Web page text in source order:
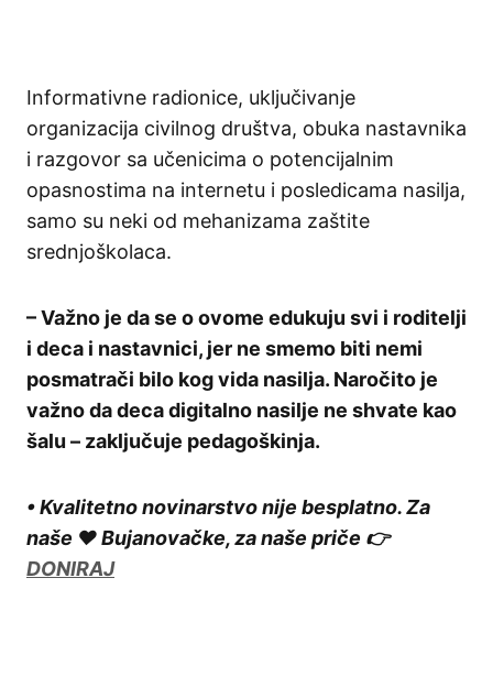
Informativne radionice, uključivanje
organizacija civilnog društva, obuka nastavnika
i razgovor sa učenicima o potencijalnim
opasnostima na internetu i posledicama nasilja,
samo su neki od mehanizama zaštite
srednjoškolaca.
– Važno je da se o ovome edukuju svi i roditelji
i deca i nastavnici, jer ne smemo biti nemi
posmatrači bilo kog vida nasilja. Naročito je
važno da deca digitalno nasilje ne shvate kao
šalu – zaključuje pedagoškinja.
• Kvalitetno novinarstvo nije besplatno. Za
naše ❤️ Bujanovačke, za naše priče 👉
DONIRAJ